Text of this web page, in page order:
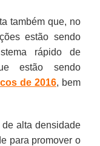
também que, no
estão sendo
rápido de
estão sendo
de 2016, bem
alta densidade
para promover o